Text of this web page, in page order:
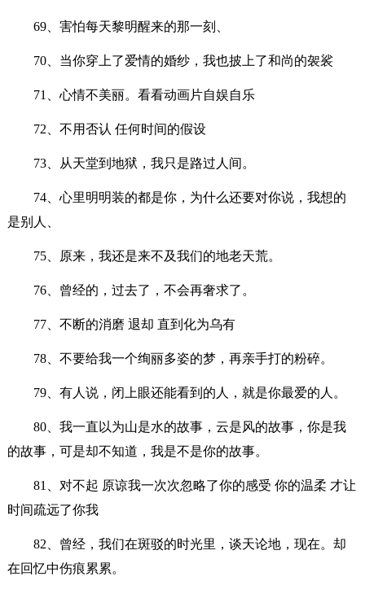
69、害怕每天黎明醒来的那一刻、
70、当你穿上了爱情的婚纱，我也披上了和尚的袈裟
71、心情不美丽。看看动画片自娱自乐
72、不用否认 任何时间的假设
73、从天堂到地狱，我只是路过人间。
74、心里明明装的都是你，为什么还要对你说，我想的
是别人、
75、原来，我还是来不及我们的地老天荒。
76、曾经的，过去了，不会再奢求了。
77、不断的消磨 退却 直到化为乌有
78、不要给我一个绚丽多姿的梦，再亲手打的粉碎。
79、有人说，闭上眼还能看到的人，就是你最爱的人。
80、我一直以为山是水的故事，云是风的故事，你是我
的故事，可是却不知道，我是不是你的故事。
81、对不起 原谅我一次次忽略了你的感受 你的温柔 才让
时间疏远了你我
82、曾经，我们在斑驳的时光里，谈天论地，现在。却
在回忆中伤痕累累。